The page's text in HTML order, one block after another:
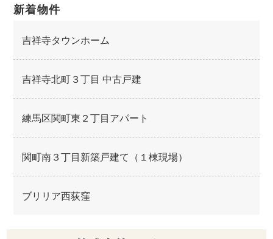
新着物件
吉祥寺タウンホーム
吉祥寺北町３丁目 中古戸建
練馬区関町東２丁目アパート
関町南３丁目新築戸建て（１棟現場）
ブリリア西荻窪